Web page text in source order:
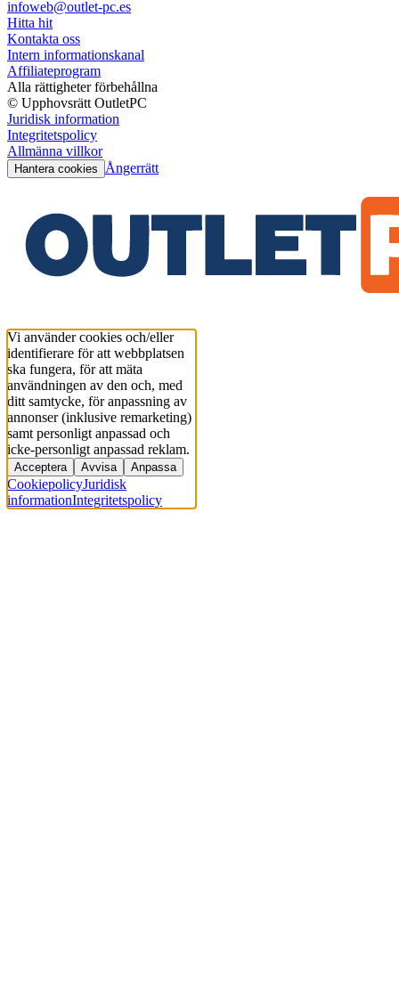
infoweb@outlet-pc.es
Hitta hit
Kontakta oss
Intern informationskanal
Affiliateprogram
Alla rättigheter förbehållna
© Upphovsrätt OutletPC
Juridisk information
Integritetspolicy
Allmänna villkor
Hantera cookies Ångerrätt
Vi använder cookies och/eller
identifierare för att webbplatsen
ska fungera, för att mäta
användningen av den och, med
ditt samtycke, för anpassning av
annonser (inklusive remarketing)
samt personligt anpassad och
icke-personligt anpassad reklam.
Acceptera Avvisa Anpassa
CookiepolicyJuridisk
informationIntegritetspolicy